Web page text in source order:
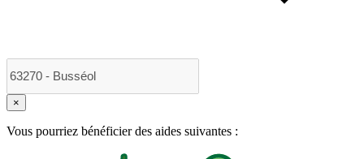
×
Vous pourriez bénéficier des aides suivantes :